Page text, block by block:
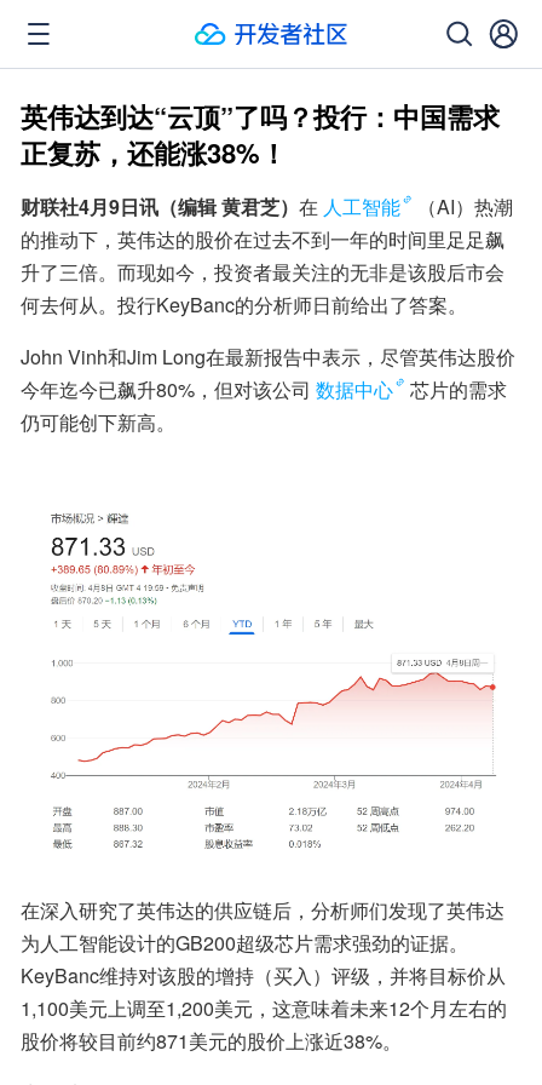
英伟达到达“云顶”了吗？投行：中国需求
正复苏，还能涨38%！
财联社4月9日讯（编辑 黄君芝） 在 人工智能
（AI）热潮
的推动下，英伟达的股价在过去不到一年的时间里足足飙
升了三倍。而现如今，投资者最关注的无非是该股后市会
何去何从。投行KeyBanc的分析师日前给出了答案。
John Vinh和Jim Long在最新报告中表示，尽管英伟达股价
今年迄今已飙升80%，但对该公司 数据中心
芯片的需求
仍可能创下新高。
在深入研究了英伟达的供应链后，分析师们发现了英伟达
为人工智能设计的GB200超级芯片需求强劲的证据。
KeyBanc维持对该股的增持（买入）评级，并将目标价从
1,100美元上调至1,200美元，这意味着未来12个月左右的
股价将较目前约871美元的股价上涨近38%。